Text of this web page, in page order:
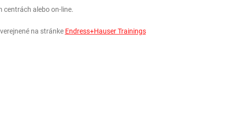
centrách alebo on-line.
na stránke Endress+Hauser Trainings